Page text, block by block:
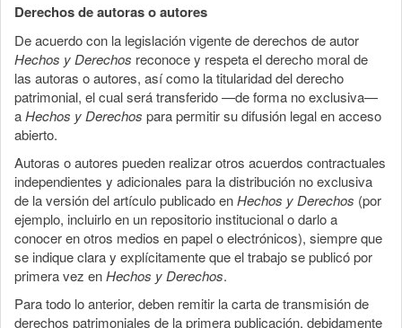
Derechos de autoras o autores
De acuerdo con la legislación vigente de derechos de autor
Hechos y Derechos reconoce y respeta el derecho moral de
las autoras o autores, así como la titularidad del derecho
patrimonial, el cual será transferido —de forma no exclusiva—
aHechos y Derechos para permitir su difusión legal en acceso
abierto.
Autoras o autores pueden realizar otros acuerdos contractuales
independientes y adicionales para la distribución no exclusiva
de la versión del artículo publicado enHechos y Derechos (por
ejemplo, incluirlo en un repositorio institucional o darlo a
conocer en otros medios en papel o electrónicos), siempre que
se indique clara y explícitamente que el trabajo se publicó por
primera vez enHechos y Derechos.
Para todo lo anterior, deben remitir la carta de transmisión de
derechos patrimoniales de la primera publicación, debidamente